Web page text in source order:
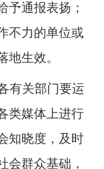
予通报表扬；
不力的单位或
生效。
有关部门要运
类媒体上进行
知晓度，及时
会群众基础，